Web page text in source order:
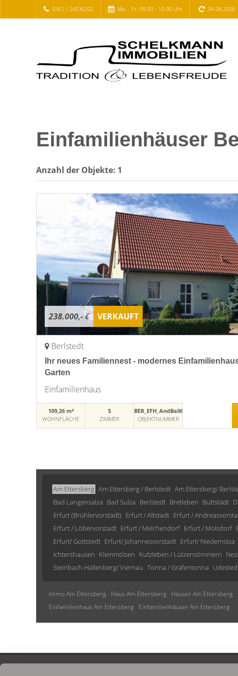
0361 / 24036202 Mo. - Fr. 09.00 - 19.00 Uhr 04.08.2026
Einfamilienhäuser
Anzahl der Objekte: 1
238.000,- € VERKAUFT
Berlstedt
Ihr neues Familiennest - modernes
Garten
Einfamilienhaus
109,26 m²
WOHNFLÄCHE
5
ZIMMER
BER_EFH_AndBall6
OBJEKTNUMMER
Am Ettersberg Am Ettersberg / Berlstedt Am Ettersberg/
Bad Langensalza Bad Sulza Berlstedt Bretleben Buttstädt
Erfurt (Brühlervorstadt) Erfurt / Altstadt Erfurt /
Erfurt / Löbervorstadt Erfurt / Melchendorf Erfurt / Molsdorf
Erfurt/ Gottstedt Erfurt/ Johannesvorstadt Erfurt/ Niedernissa
Ichtershausen Kleinmölsen Kutzleben / Lützensömmern
Steinbach-Hallenberg/ Viernau Tonna / Gräfentonna
Immo Am Ettersberg Haus Am Ettersberg Häuser Am Ettersberg
Einfamilienhaus Am Ettersberg
Einfamilienhäuser Am Ettersberg